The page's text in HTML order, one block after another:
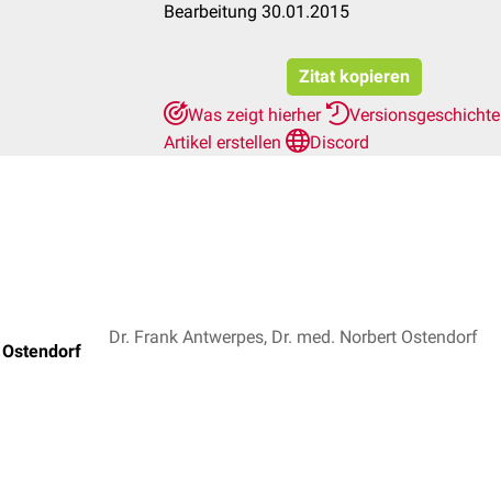
Bearbeitung 30.01.2015
Zitat kopieren
Was zeigt hierher
Versionsgeschichte
Artikel erstellen
Discord
Dr. Frank Antwerpes, Dr. med. Norbert Ostendorf